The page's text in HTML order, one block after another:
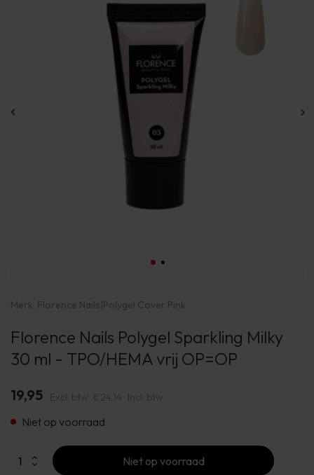
Merk: Florence Nails|Polygel Cover Pink
Florence Nails Polygel Sparkling Milky
30 ml - TPO/HEMA vrij OP=OP
19,95 Excl. btw €24,14 Incl. btw
Niet op voorraad
Niet op voorraad